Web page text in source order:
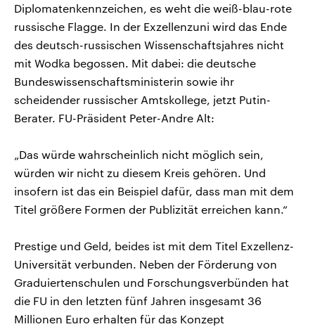
Diplomatenkennzeichen, es weht die weiß-blau-rote
russische Flagge. In der Exzellenzuni wird das Ende
des deutsch-russischen Wissenschaftsjahres nicht
mit Wodka begossen. Mit dabei: die deutsche
Bundeswissenschaftsministerin sowie ihr
scheidender russischer Amtskollege, jetzt Putin-
Berater. FU-Präsident Peter-Andre Alt:
„Das würde wahrscheinlich nicht möglich sein,
würden wir nicht zu diesem Kreis gehören. Und
insofern ist das ein Beispiel dafür, dass man mit dem
Titel größere Formen der Publizität erreichen kann.“
Prestige und Geld, beides ist mit dem Titel Exzellenz-
Universität verbunden. Neben der Förderung von
Graduiertenschulen und Forschungsverbünden hat
die FU in den letzten fünf Jahren insgesamt 36
Millionen Euro erhalten für das Konzept